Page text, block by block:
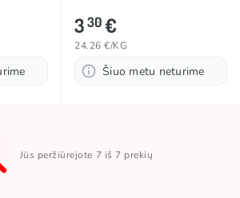
330€
24.26 €/KG
Šiuo metu neturime
Jūs peržiūrejote 7 iš 7 prekių